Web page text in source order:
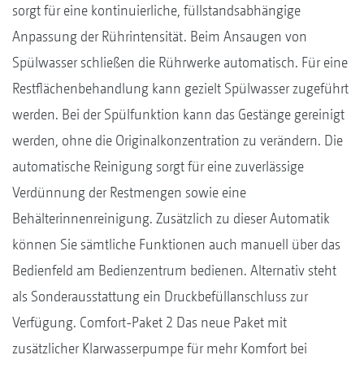
sorgt für eine kontinuierliche, füllstandsabhängige
Anpassung der Rührintensität. Beim Ansaugen von
Spülwasser schließen die Rührwerke automatisch. Für eine
Restflächenbehandlung kann gezielt Spülwasser zugeführt
werden. Bei der Spülfunktion kann das Gestänge gereinigt
werden, ohne die Originalkonzentration zu verändern. Die
automatische Reinigung sorgt für eine zuverlässige
Verdünnung der Restmengen sowie eine
Behälterinnenreinigung. Zusätzlich zu dieser Automatik
können Sie sämtliche Funktionen auch manuell über das
Bedienfeld am Bedienzentrum bedienen. Alternativ steht
als Sonderausstattung ein Druckbefüllanschluss zur
Verfügung. Comfort-Paket 2 Das neue Paket mit
zusätzlicher Klarwasserpumpe für mehr Komfort bei